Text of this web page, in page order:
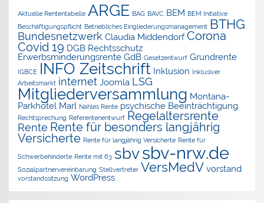
Aktuelle Rententabelle ARGE BAG BAVC BEM BEM Initiative
Beschäftigungspflicht Betriebliches Eingliederungsmanagement BTHG
Bundesnetzwerk Claudia Middendorf Corona
Covid 19 DGB Rechtsschutz
Erwerbsminderungsrente GdB Gesetzentwurf Grundrente
IGBCE INFO Zeitschrift Inklusion Inklusiver
Arbeitsmarkt internet Joomla LSG
Mitgliederversammlung Montana-
Parkhotel Marl Nahles Rente psychische Beeinträchtigung
Rechtsprechung Referentenentwurf Regelaltersrente
Rente Rente für besonders langjährig
Versicherte Rente für langjährig Versicherte Rente für
Schwerbehinderte Rente mit 63 sbvsbv-nrw.de
Sozialpartnervereinbarung Stellvertreter VersMedV vorstand
vorstandssitzung WordPress